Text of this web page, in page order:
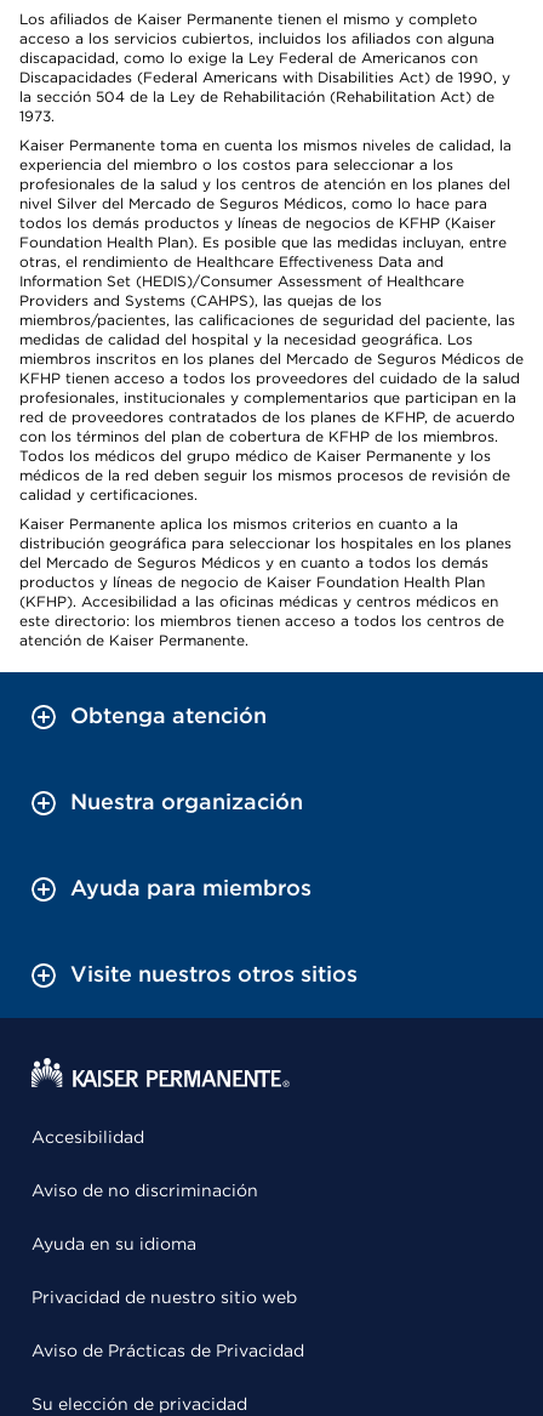
Los afiliados de Kaiser Permanente tienen el mismo y completo
acceso a los servicios cubiertos, incluidos los afiliados con alguna
discapacidad, como lo exige la Ley Federal de Americanos con
Discapacidades (Federal Americans with Disabilities Act) de 1990, y
la sección 504 de la Ley de Rehabilitación (Rehabilitation Act) de
1973.
Kaiser Permanente toma en cuenta los mismos niveles de calidad, la
experiencia del miembro o los costos para seleccionar a los
profesionales de la salud y los centros de atención en los planes del
nivel Silver del Mercado de Seguros Médicos, como lo hace para
todos los demás productos y líneas de negocios de KFHP (Kaiser
Foundation Health Plan). Es posible que las medidas incluyan, entre
otras, el rendimiento de Healthcare Effectiveness Data and
Information Set (HEDIS)/Consumer Assessment of Healthcare
Providers and Systems (CAHPS), las quejas de los
miembros/pacientes, las calificaciones de seguridad del paciente, las
medidas de calidad del hospital y la necesidad geográfica. Los
miembros inscritos en los planes del Mercado de Seguros Médicos de
KFHP tienen acceso a todos los proveedores del cuidado de la salud
profesionales, institucionales y complementarios que participan en la
red de proveedores contratados de los planes de KFHP, de acuerdo
con los términos del plan de cobertura de KFHP de los miembros.
Todos los médicos del grupo médico de Kaiser Permanente y los
médicos de la red deben seguir los mismos procesos de revisión de
calidad y certificaciones.
Kaiser Permanente aplica los mismos criterios en cuanto a la
distribución geográfica para seleccionar los hospitales en los planes
del Mercado de Seguros Médicos y en cuanto a todos los demás
productos y líneas de negocio de Kaiser Foundation Health Plan
(KFHP). Accesibilidad a las oficinas médicas y centros médicos en
este directorio: los miembros tienen acceso a todos los centros de
atención de Kaiser Permanente.
Obtenga atención
Nuestra organización
Ayuda para miembros
Visite nuestros otros sitios
Accesibilidad
Aviso de no discriminación
Ayuda en su idioma
Privacidad de nuestro sitio web
Aviso de Prácticas de Privacidad
Su elección de privacidad